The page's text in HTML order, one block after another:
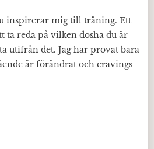
inspirerar mig till träning. Ett
ta reda på vilken dosha du är
utifrån det. Jag har provat bara
är förändrat och cravings